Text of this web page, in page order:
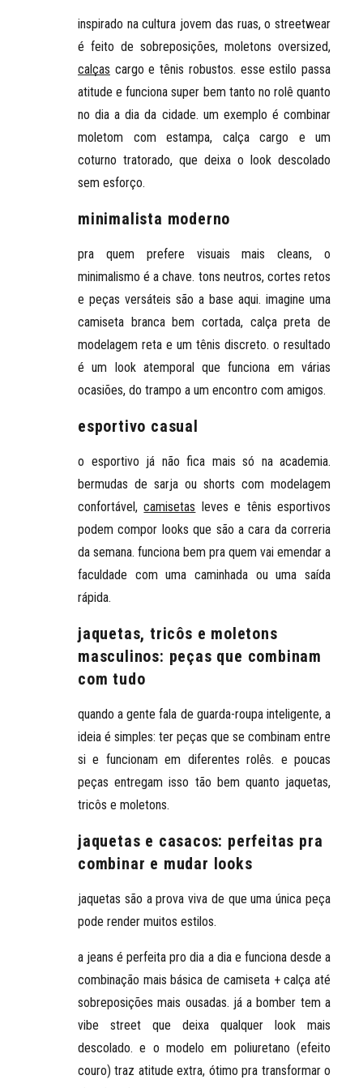
inspirado na cultura jovem das ruas, o streetwear
é feito de sobreposições, moletons oversized,
calças cargo e tênis robustos. esse estilo passa
atitude e funciona super bem tanto no rolê quanto
no dia a dia da cidade. um exemplo é combinar
moletom com estampa, calça cargo e um
coturno tratorado, que deixa o look descolado
sem esforço.
minimalista moderno
pra quem prefere visuais mais cleans, o
minimalismo é a chave. tons neutros, cortes retos
e peças versáteis são a base aqui. imagine uma
camiseta branca bem cortada, calça preta de
modelagem reta e um tênis discreto. o resultado
é um look atemporal que funciona em várias
ocasiões, do trampo a um encontro com amigos.
esportivo casual
o esportivo já não fica mais só na academia.
bermudas de sarja ou shorts com modelagem
confortável,camisetas leves e tênis esportivos
podem compor looks que são a cara da correria
da semana. funciona bem pra quem vai emendar a
faculdade com uma caminhada ou uma saída
rápida.
jaquetas, tricôs e moletons
masculinos: peças que combinam
com tudo
quando a gente fala de guarda-roupa inteligente, a
ideia é simples: ter peças que se combinam entre
si e funcionam em diferentes rolês. e poucas
peças entregam isso tão bem quanto jaquetas,
tricôs e moletons.
jaquetas e casacos: perfeitas pra
combinar e mudar looks
jaquetas são a prova viva de queuma única peça
pode render muitos estilos.
a jeans é perfeita pro dia a dia e funciona desde a
combinação mais básica de camiseta + calça até
sobreposições mais ousadas. já a bomber tem a
vibe street que deixa qualquer look mais
descolado. e o modelo em poliuretano (efeito
couro) traz atitude extra, ótimo pra transformar o